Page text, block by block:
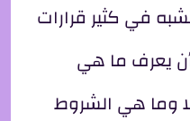
في كثير قرارات
أن يعرف ما هي
وما هي الشروط